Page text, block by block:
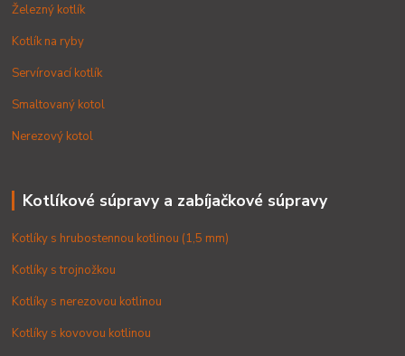
Železný kotlík
Kotlík na ryby
Servírovací kotlík
Smaltovaný kotol
Nerezový kotol
Kotlíkové súpravy a zabíjačkové súpravy
Kotlíky s hrubostennou kotlinou (1,5 mm)
Kotlíky s trojnožkou
Kotlíky s nerezovou kotlinou
Kotlíky s kovovou kotlinou